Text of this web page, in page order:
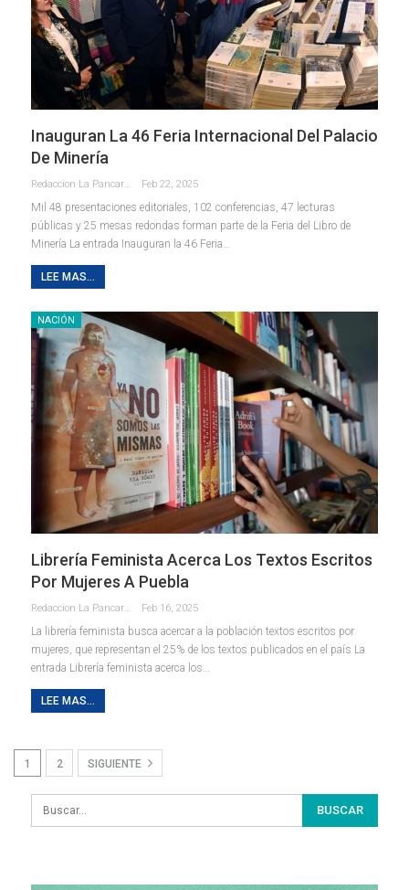
Inauguran La 46 Feria Internacional Del Palacio
De Minería
Redaccion La Pancarta De Quintana Roo Feb 22, 2025
Mil 48 presentaciones editoriales, 102 conferencias, 47 lecturas
públicas y 25 mesas redondas forman parte de la Feria del Libro de
Minería La entrada Inauguran la 46 Feria…
LEE MAS...
NACIÓN
Librería Feminista Acerca Los Textos Escritos
Por Mujeres A Puebla
Redaccion La Pancarta De Quintana Roo Feb 16, 2025
La librería feminista busca acercar a la población textos escritos por
mujeres, que representan el 25% de los textos publicados en el país La
entrada Librería feminista acerca los…
LEE MAS...
1 2 SIGUIENTE